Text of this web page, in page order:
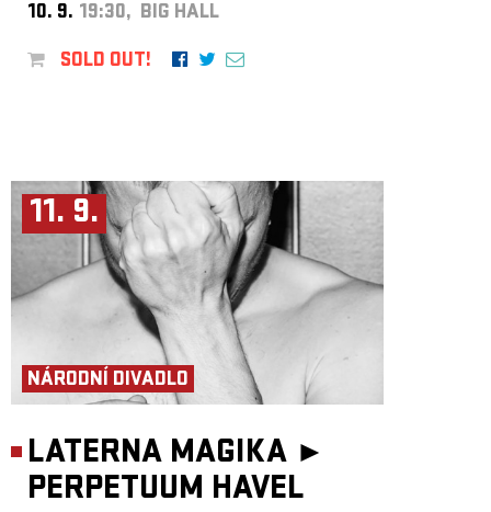
10. 9. 19:30, BIG HALL
SOLD OUT!
11. 9.
NÁRODNÍ DIVADLO
LATERNA MAGIKA ►
PERPETUUM HAVEL